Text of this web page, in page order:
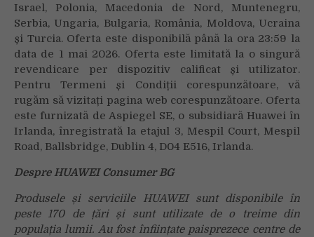
Israel, Polonia, Macedonia de Nord, Muntenegru,
Serbia, Ungaria, Bulgaria, România, Moldova, Ucraina
și Turcia. Oferta este disponibilă până la ora 23:59 la
data de 1 mai 2026. Oferta este limitată la o singură
revendicare per dispozitiv calificat și utilizator.
Pentru Termeni și Condiții corespunzătoare, vă
rugăm să vizitați pagina web corespunzătoare. Oferta
este furnizată de Aspiegel SE, o subsidiară Huawei în
Irlanda, înregistrată la etajul 3, Mespil Court, Mespil
Road, Ballsbridge, Dublin 4, D04 E516, Irlanda.
Despre HUAWEI Consumer BG
Produsele și serviciile HUAWEI sunt disponibile în
peste 170 de țări și sunt utilizate de o treime din
populația lumii. Au fost înființate paisprezece centre de